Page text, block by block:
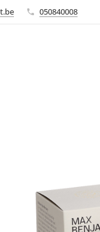
050840008